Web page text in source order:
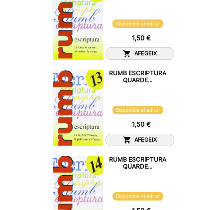
Disponible al editor
1,50 €
AFEGEIX
RUMB ESCRIPTURA
QUARDE...
Disponible al editor
1,50 €
AFEGEIX
RUMB ESCRIPTURA
QUARDE...
Disponible al editor